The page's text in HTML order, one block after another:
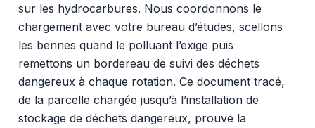
sur les hydrocarbures. Nous coordonnons le
chargement avec votre bureau d’études, scellons
les bennes quand le polluant l’exige puis
remettons un bordereau de suivi des déchets
dangereux à chaque rotation. Ce document tracé,
de la parcelle chargée jusqu’à l’installation de
stockage de déchets dangereux, prouve la